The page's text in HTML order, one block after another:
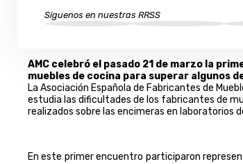
Síguenos en nuestras RRSS
AMC celebró el pasado 21 de marzo la
muebles de cocina para superar algunos
La Asociación Española de Fabricantes de
estudia las dificultades de los fabricantes de
realizados sobre las encimeras en laboratorios
En este primer encuentro participaron